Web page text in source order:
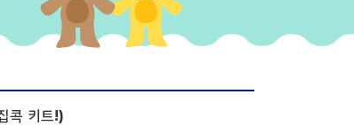
콕 키트!)